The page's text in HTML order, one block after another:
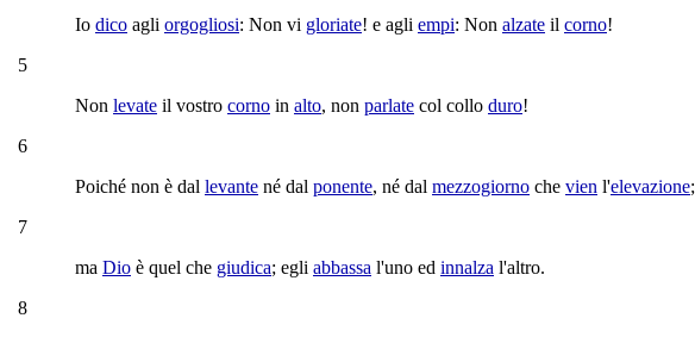
Io dico agli orgogliosi: Non vi gloriate! e agli empi: Non alzate il corno!
5
Non levate il vostro corno in alto, non parlate col collo duro!
6
Poiché non è dal levante né dal ponente, né dal mezzogiorno che vien l'elevazione;
7
ma Dio è quel che giudica; egli abbassa l'uno ed innalza l'altro.
8